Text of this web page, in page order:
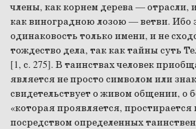
члены, как корнем дерева — отрасли,
как виноградною лозою — ветви. Ибо
одинаковость только имени, и не
тождество дела, так как тайны суть
[1, с. 275]. В таинствах человек
является не просто символом или
свидетельствует о живом общении, о
«которая проявляется, простирается
посредством определенных